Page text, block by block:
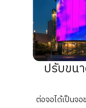
ปรับขน
ต่อจอได้เป็นจ